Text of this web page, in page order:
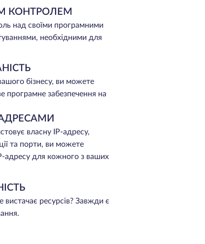
КОНТРОЛЕМ
над своїми програмними
необхідними для
бізнесу, ви можете
програмне забезпечення на
власну IP-адресу,
та порти, ви можете
адресу для кожного з ваших
вистачає ресурсів? Завжди є